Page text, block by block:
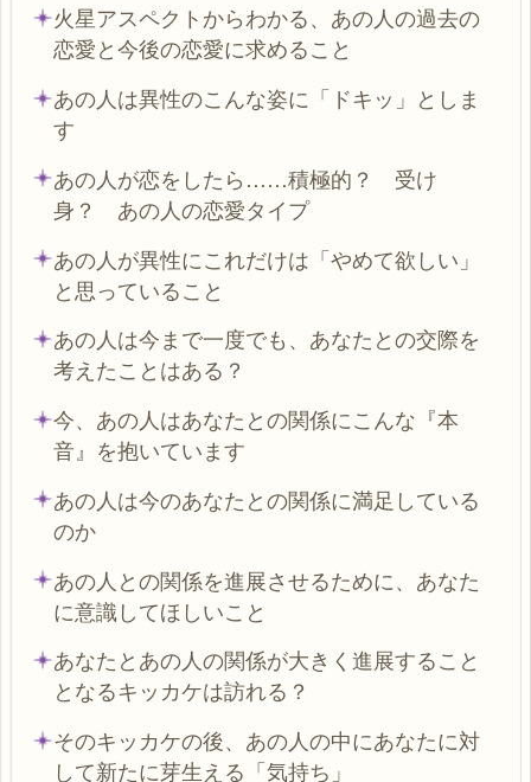
火星アスペクトからわかる、あの人の過去の
恋愛と今後の恋愛に求めること
あの人は異性のこんな姿に「ドキッ」としま
す
あの人が恋をしたら……積極的？ 受け
身？ あの人の恋愛タイプ
あの人が異性にこれだけは「やめて欲しい」
と思っていること
あの人は今まで一度でも、あなたとの交際を
考えたことはある？
今、あの人はあなたとの関係にこんな『本
音』を抱いています
あの人は今のあなたとの関係に満足している
のか
あの人との関係を進展させるために、あなた
に意識してほしいこと
あなたとあの人の関係が大きく進展すること
となるキッカケは訪れる？
そのキッカケの後、あの人の中にあなたに対
して新たに芽生える「気持ち」